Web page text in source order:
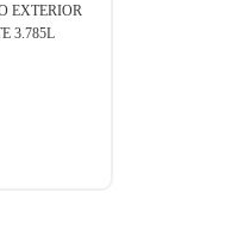
EXTERIOR
3.785L